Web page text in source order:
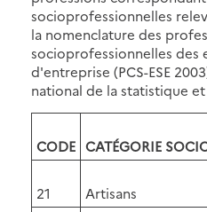
socioprofessionnelles
la nomenclature des
socioprofessionnelles des
d'entreprise (PCS-ESE
national de la statistique
CODE CATÉGORIE
21 Artisans